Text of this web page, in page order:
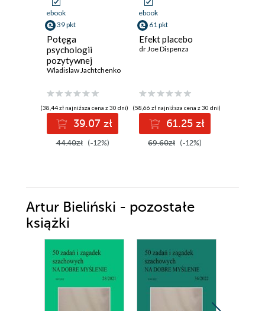
ebook
39 pkt
Potęga
psychologii
pozytywnej
Wladislaw Jachtchenko
(38,44 zł najniższa cena z 30 dni)
39.07 zł
44.40zł (-12%)
ebook
61 pkt
Efekt placebo
dr Joe Dispenza
(58,66 zł najniższa cena z 30 dni)
61.25 zł
69.60zł (-12%)
Artur Bieliński - pozostałe
książki